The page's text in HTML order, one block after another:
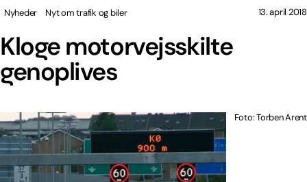
Kloge motorvejsskilte
genoplives
Nyheder Nyt om trafik og biler 13. april 2018
Foto: Torben Arent